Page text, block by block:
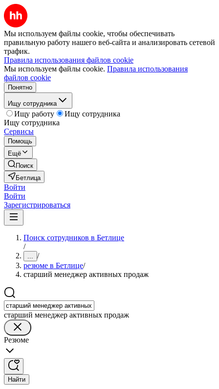
Мы используем файлы cookie, чтобы обеспечивать
правильную работу нашего веб-сайта и анализировать сетевой
трафик.
Правила использования файлов cookie
Мы используем файлы cookie. Правила использования
файлов cookie
Понятно
Ищу сотрудника
Ищу работу
Ищу сотрудника
Ищу сотрудника
Сервисы
Помощь
Ещё
Поиск
Бетлица
Войти
Войти
Зарегистрироваться
Поиск сотрудников в Бетлице
/
... /
резюме в Бетлице/
старший менеджер активных продаж
старший менеджер активных продаж
Резюме
Найти